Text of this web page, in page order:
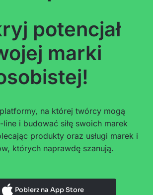
potencjał
marki
na której twórcy mogą
i budować siłę swoich marek
produkty oraz usługi marek i
których naprawdę szanują.
Pobierz na App Store